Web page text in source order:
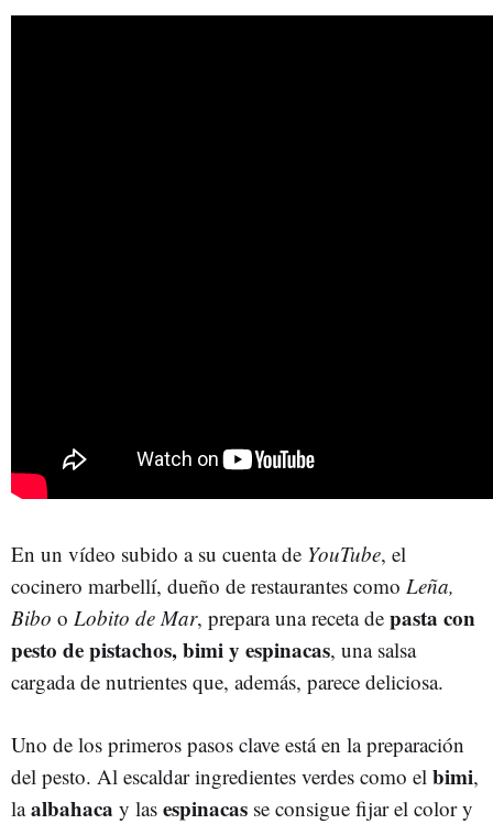
En un vídeo subido a su cuenta de YouTube, el
cocinero marbellí, dueño de restaurantes como Leña,
Bibo o Lobito de Mar, prepara una receta de pasta con
pesto de pistachos, bimi y espinacas, una salsa
cargada de nutrientes que, además, parece deliciosa.
Uno de los primeros pasos clave está en la preparación
del pesto. Al escaldar ingredientes verdes como el bimi,
laalbahaca y las espinacas se consigue fijar el color y